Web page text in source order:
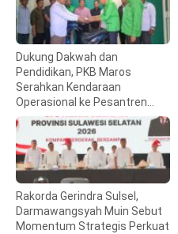
Dukung Dakwah dan
Pendidikan, PKB Maros
Serahkan Kendaraan
Operasional ke Pesantren
Hidayatullah
Rakorda Gerindra Sulsel,
Darmawangsyah Muin Sebut
Momentum Strategis Perkuat